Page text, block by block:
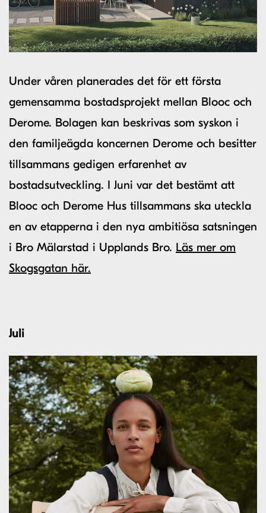
Under våren planerades det för ett första
gemensamma bostadsprojekt mellan Blooc och
Derome. Bolagen kan beskrivas som syskon i
den familjeägda koncernen Derome och besitter
tillsammans gedigen erfarenhet av
bostadsutveckling. I Juni var det bestämt att
Blooc och Derome Hus tillsammans ska uteckla
en av etapperna i den nya ambitiösa satsningen
i Bro Mälarstad i Upplands Bro. Läs mer om
Skogsgatan här.
Juli